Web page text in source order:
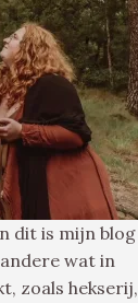
dit is mijn blog
wat in
zoals hekserij,